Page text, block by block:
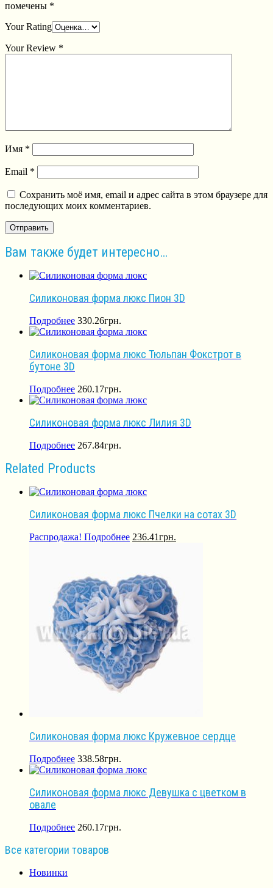
помечены *
Your Rating
Your Review *
Имя *
Email *
Сохранить моё имя, email и адрес сайта в этом браузере для
последующих моих комментариев.
Вам также будет интересно…
Силиконовая форма люкс Пион 3D
Подробнее 330.26грн.
Силиконовая форма люкс Тюльпан Фокстрот в
бутоне 3D
Подробнее 260.17грн.
Силиконовая форма люкс Лилия 3D
Подробнее 267.84грн.
Related Products
Силиконовая форма люкс Пчелки на сотах 3D
Распродажа! Подробнее 236.41грн.
Силиконовая форма люкс Кружевное сердце
Подробнее 338.58грн.
Силиконовая форма люкс Девушка с цветком в
овале
Подробнее 260.17грн.
Все категории товаров
Новинки